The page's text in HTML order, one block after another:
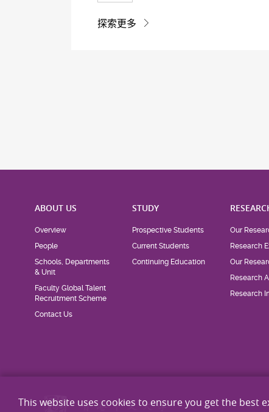
探索更多
ABOUT US
Overview
People
Schools, Departments
& Unit
Faculty Global Talent
Recruitment Scheme
Contact Us
STUDY
Prospective Students
Current Students
Continuing Education
Our
Research
Our
Research
Research
This website uses cookies to ensure you get the best